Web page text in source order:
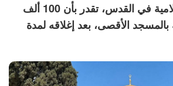
دائرة الأوقاف الإسلامية في القدس، تقدر بأن 100 ألف
الأقصى، بعد إغلاقه لمدة